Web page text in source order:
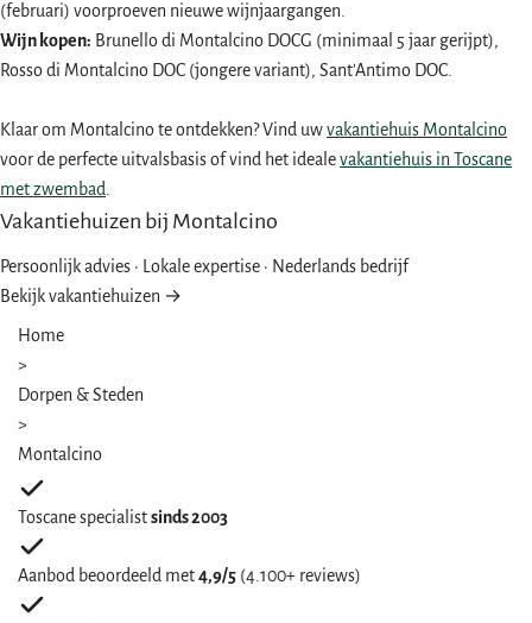
(februari) voorproeven nieuwe wijnjaargangen.
Wijn kopen: Brunello di Montalcino DOCG (minimaal 5 jaar gerijpt),
Rosso di Montalcino DOC (jongere variant), Sant'Antimo DOC.
Klaar om Montalcino te ontdekken? Vind uwvakantiehuis Montalcino
voor de perfecte uitvalsbasis of vind het idealevakantiehuis in Toscane
met zwembad.
Vakantiehuizen bij Montalcino
Persoonlijk advies · Lokale expertise · Nederlands bedrijf
Bekijk vakantiehuizen →
Home
>
Dorpen & Steden
>
Montalcino
Toscane specialistsinds 2003
Aanbod beoordeeld met4,9/5 (4.100+ reviews)